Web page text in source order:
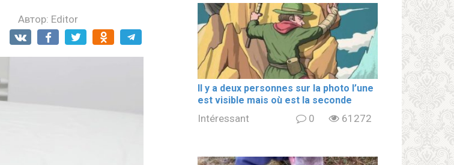
Автор: Editor
Il y a deux personnes sur la photo l’une
est visible mais où est la seconde
Intéressant 0 61272